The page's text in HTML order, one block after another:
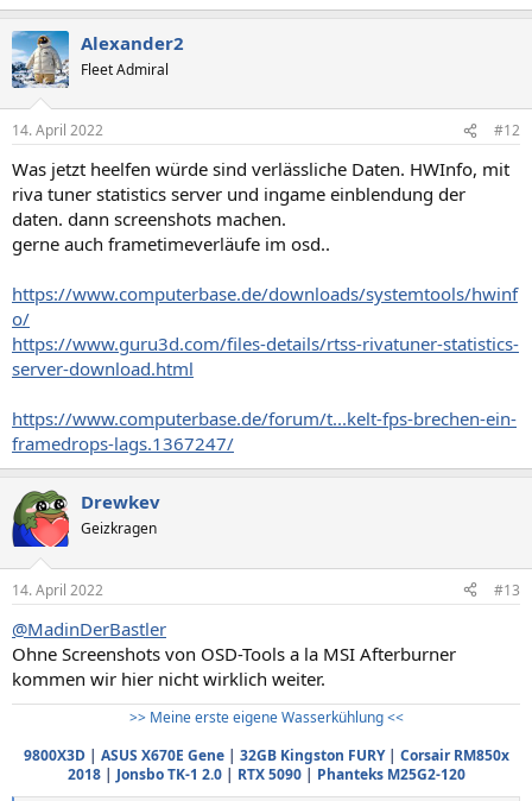
Alexander2
Fleet Admiral
14. April 2022 #12
Was jetzt heelfen würde sind verlässliche Daten. HWInfo, mit
riva tuner statistics server und ingame einblendung der
daten. dann screenshots machen.
gerne auch frametimeverläufe im osd..
https://www.computerbase.de/downloads/systemtools/hwinf
o/
https://www.guru3d.com/files-details/rtss-rivatuner-statistics-
server-download.html
https://www.computerbase.de/forum/t...kelt-fps-brechen-ein-
framedrops-lags.1367247/
Drewkev
Geizkragen
14. April 2022 #13
@MadinDerBastler
Ohne Screenshots von OSD-Tools a la MSI Afterburner
kommen wir hier nicht wirklich weiter.
>> Meine erste eigene Wasserkühlung <<
9800X3D| ASUS X670E Gene| 32GB Kingston FURY| Corsair RM850x
2018| Jonsbo TK-1 2.0| RTX 5090| Phanteks M25G2-120